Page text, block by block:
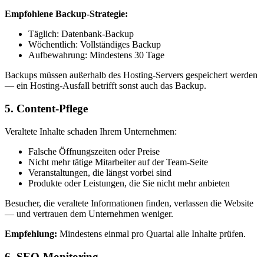
Empfohlene Backup-Strategie:
Täglich: Datenbank-Backup
Wöchentlich: Vollständiges Backup
Aufbewahrung: Mindestens 30 Tage
Backups müssen außerhalb des Hosting-Servers gespeichert werden
— ein Hosting-Ausfall betrifft sonst auch das Backup.
5. Content-Pflege
Veraltete Inhalte schaden Ihrem Unternehmen:
Falsche Öffnungszeiten oder Preise
Nicht mehr tätige Mitarbeiter auf der Team-Seite
Veranstaltungen, die längst vorbei sind
Produkte oder Leistungen, die Sie nicht mehr anbieten
Besucher, die veraltete Informationen finden, verlassen die Website
— und vertrauen dem Unternehmen weniger.
Empfehlung: Mindestens einmal pro Quartal alle Inhalte prüfen.